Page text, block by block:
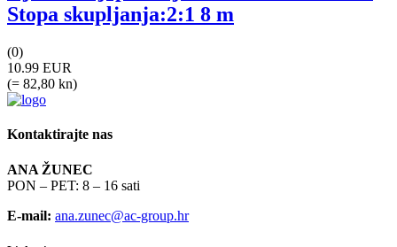
Stopa skupljanja:2:1 8 m
(0)
10.99 EUR
(= 82,80 kn)
Kontaktirajte nas
ANA ŽUNEC
PON – PET: 8 – 16 sati
E-mail: ana.zunec@ac-group.hr